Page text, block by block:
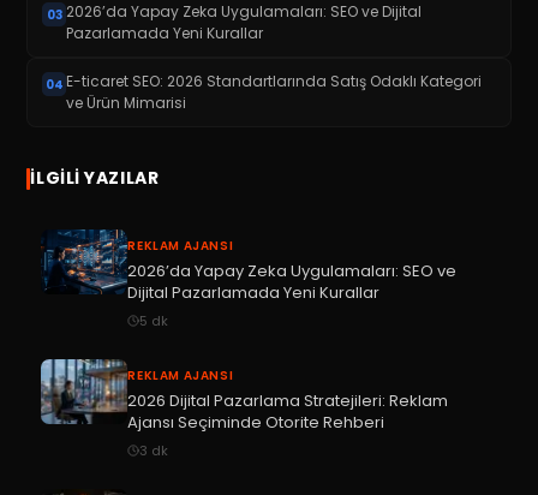
03 2026’da Yapay Zeka Uygulamaları: SEO ve Dijital
Pazarlamada Yeni Kurallar
04 E-ticaret SEO: 2026 Standartlarında Satış Odaklı Kategori
ve Ürün Mimarisi
İLGILI YAZILAR
REKLAM AJANSI
2026’da Yapay Zeka Uygulamaları: SEO ve
Dijital Pazarlamada Yeni Kurallar
5 dk
REKLAM AJANSI
2026 Dijital Pazarlama Stratejileri: Reklam
Ajansı Seçiminde Otorite Rehberi
3 dk